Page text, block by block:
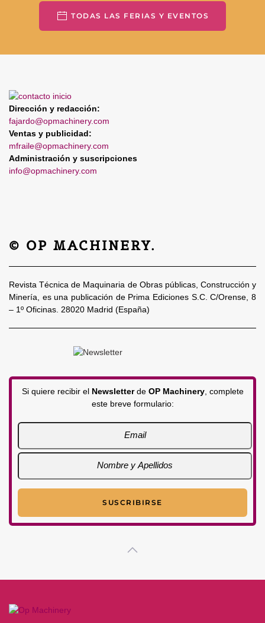
TODAS LAS FERIAS Y EVENTOS
Dirección y redacción:
fajardo@opmachinery.com
Ventas y publicidad:
mfraile@opmachinery.com
Administración y suscripciones
info@opmachinery.com
© OP MACHINERY.
Revista Técnica de Maquinaria de Obras públicas, Construcción y
Minería, es una publicación de Prima Ediciones S.C. C/Orense, 8
– 1º Oficinas. 28020 Madrid (España)
Si quiere recibir el Newsletterde OP Machinery, complete
este breve formulario: